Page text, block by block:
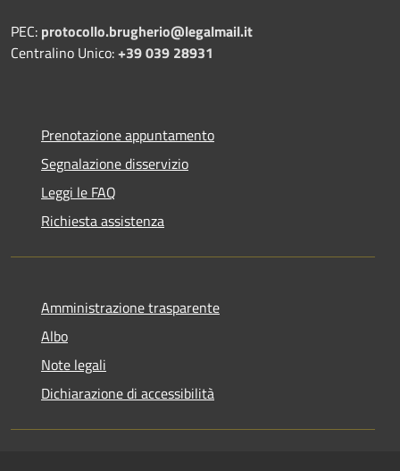
PEC: protocollo.brugherio@legalmail.it
Centralino Unico:+39 039 28931
Prenotazione appuntamento
Segnalazione disservizio
Leggi le FAQ
Richiesta assistenza
Amministrazione trasparente
Albo
Note legali
Dichiarazione di accessibilità